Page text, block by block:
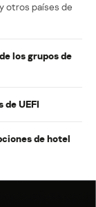
otros países de
los grupos de
de UEFI
de hotel